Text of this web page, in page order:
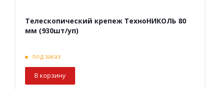
Телескопический крепеж ТехноНИКОЛЬ 80
мм (930шт/уп)
под заказ
В корзину